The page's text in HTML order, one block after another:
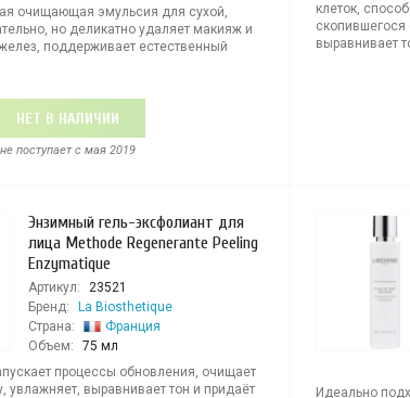
очищающая эмульсия для сухой,
но деликатно удаляет макияж и
поддерживает естественный
НЕТ В НАЛИЧИИ
не поступает c мая 2019
клеток,
выравнивает
Энзимный гель-эксфолиант для
лица Methode Regenerante Peeling
Enzymatique
Артикул:
23521
Бренд:
La Biosthetique
Страна:
Франция
Объем:
75 мл
процессы обновления, очищает
увлажняет, выравнивает тон и придаёт
Идеально